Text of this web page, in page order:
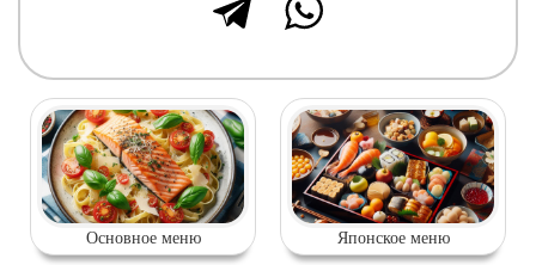
Основное меню Японское меню